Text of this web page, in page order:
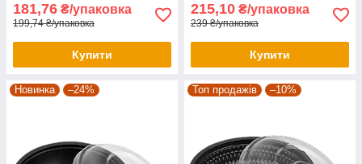
181,76 ₴/упаковка
199,74 ₴/упаковка
Купити
215,10 ₴/упаковка
239 ₴/упаковка
Купити
Новинка –24% Топ продажів –10%